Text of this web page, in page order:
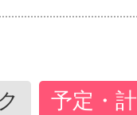
予定・